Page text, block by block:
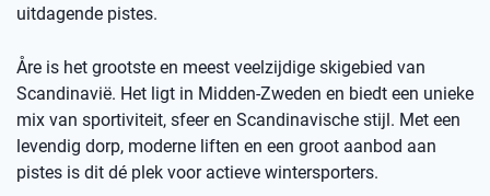
uitdagende pistes.
Åre is het grootste en meest veelzijdige skigebied van
Scandinavië. Het ligt in Midden-Zweden en biedt een unieke
mix van sportiviteit, sfeer en Scandinavische stijl. Met een
levendig dorp, moderne liften en een groot aanbod aan
pistes is dit dé plek voor actieve wintersporters.